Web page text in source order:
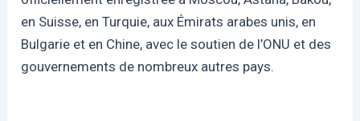
en Suisse, en Turquie, aux Émirats arabes unis, en
Bulgarie et en Chine, avec le soutien de l’ONU et des
gouvernements de nombreux autres pays.